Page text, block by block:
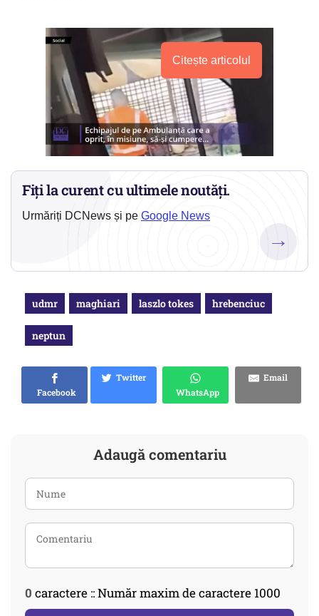
Citește articolul
Fiți la curent cu ultimele noutăți.
Urmăriți DCNews și pe Google News
→
udmr maghiari laszlo tokes hrebenciuc
neptun
Facebook
Twitter
WhatsApp
Email
Adaugă comentariu
0 caractere :: Număr maxim de caractere 1000